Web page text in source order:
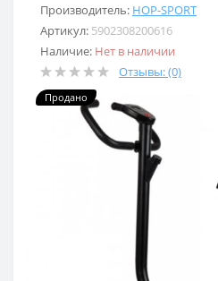
Производитель: HOP-SPORT
Артикул: 5902308200616
Наличие: Нет в наличии
Отзывы: (0)
Продано